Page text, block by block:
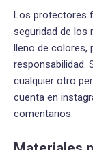
Los protectores
seguridad de los
lleno de colores,
responsabilidad.
cualquier otro
cuenta en
comentarios.